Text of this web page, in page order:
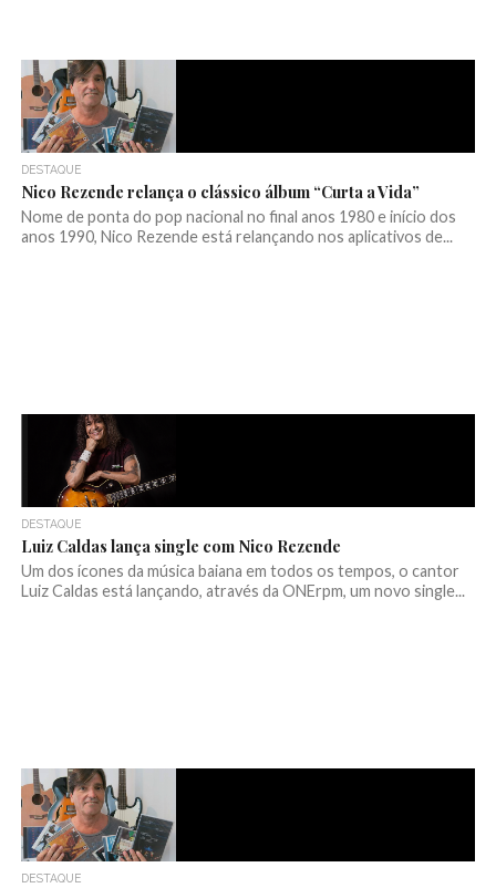
DESTAQUE
Nico Rezende relança o clássico álbum “Curta a Vida”
Nome de ponta do pop nacional no final anos 1980 e início dos
anos 1990, Nico Rezende está relançando nos aplicativos de...
DESTAQUE
Luiz Caldas lança single com Nico Rezende
Um dos ícones da música baiana em todos os tempos, o cantor
Luiz Caldas está lançando, através da ONErpm, um novo single...
DESTAQUE